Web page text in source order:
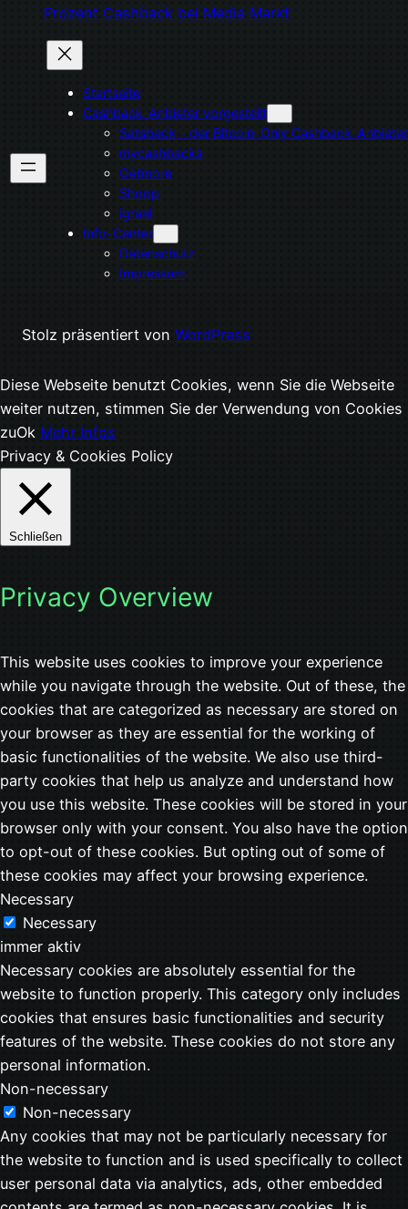
Prozent Cashback bei Media Markt
Startseite
Cashback-Anbieter vorgestellt
Satsback – der Bitcoin-Only Cashback-Anbieter
mycashbacks
Getmore
Shoop
igraal
Info-Center
Datenschutz
Impressum
Stolz präsentiert von WordPress
Diese Webseite benutzt Cookies, wenn Sie die Webseite
weiter nutzen, stimmen Sie der Verwendung von Cookies
zuOk Mehr Infos
Privacy & Cookies Policy
Schließen
Privacy Overview
This website uses cookies to improve your experience
while you navigate through the website. Out of these, the
cookies that are categorized as necessary are stored on
your browser as they are essential for the working of
basic functionalities of the website. We also use third-
party cookies that help us analyze and understand how
you use this website. These cookies will be stored in your
browser only with your consent. You also have the option
to opt-out of these cookies. But opting out of some of
these cookies may affect your browsing experience.
Necessary
Necessary
immer aktiv
Necessary cookies are absolutely essential for the
website to function properly. This category only includes
cookies that ensures basic functionalities and security
features of the website. These cookies do not store any
personal information.
Non-necessary
Non-necessary
Any cookies that may not be particularly necessary for
the website to function and is used specifically to collect
user personal data via analytics, ads, other embedded